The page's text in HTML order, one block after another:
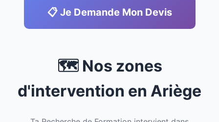
📋 Je Demande Mon Devis
🗺️ Nos zones
d'intervention en Ariège